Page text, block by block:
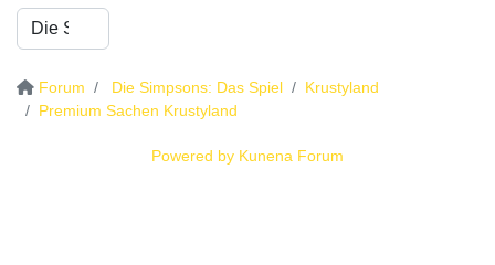
Forum Die Simpsons: Das Spiel
Krustyland
Premium Sachen Krustyland
Powered by Kunena Forum